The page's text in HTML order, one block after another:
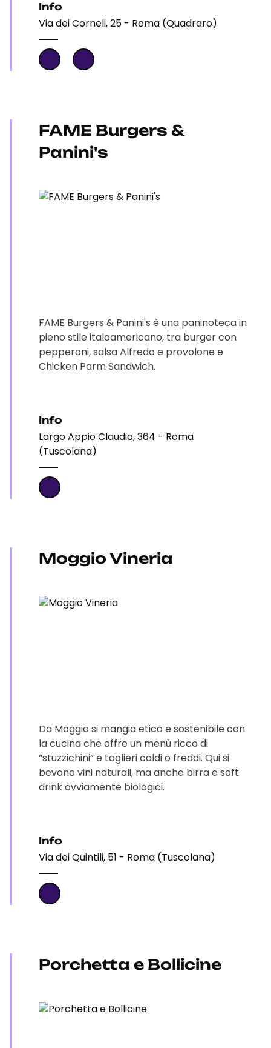
Info
Via dei Corneli, 25 - Roma (Quadraro)
FAME Burgers &
Panini's
FAME Burgers & Panini's è una paninoteca in
pieno stile italoamericano, tra burger con
pepperoni, salsa Alfredo e provolone e
Chicken Parm Sandwich.
Info
Largo Appio Claudio, 364 - Roma
(Tuscolana)
Moggio Vineria
Da Moggio si mangia etico e sostenibile con
la cucina che offre un menù ricco di
“stuzzichini” e taglieri caldi o freddi. Qui si
bevono vini naturali, ma anche birra e soft
drink ovviamente biologici.
Info
Via dei Quintili, 51 - Roma (Tuscolana)
Porchetta e Bollicine